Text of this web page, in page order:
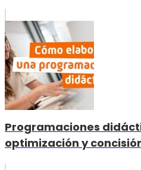
Programaciones
optimización y